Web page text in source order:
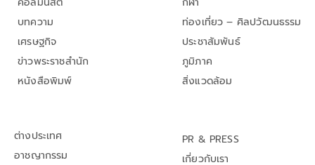
บทความ
เศรษฐกิจ
ข่าวพระราชสำนัก
หนังสือพิมพ์
ท่องเที่ยว – ศิลปวัฒนธรรม
ประชาสัมพันธ์
ภูมิภาค
สิ่งแวดล้อม
ต่างประเทศ
อาชญากรรม
PR & PRESS
เกี่ยวกับเรา